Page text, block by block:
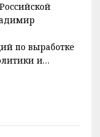
по выработке
и…